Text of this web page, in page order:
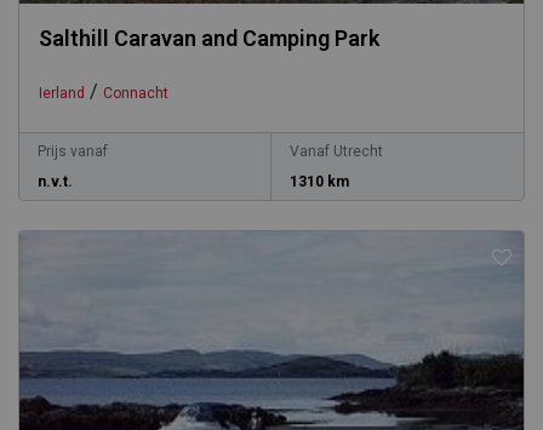
Salthill Caravan and Camping Park
Ierland / Connacht
Prijs vanaf
n.v.t.
Vanaf Utrecht
1310 km